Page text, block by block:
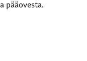
pääovesta.